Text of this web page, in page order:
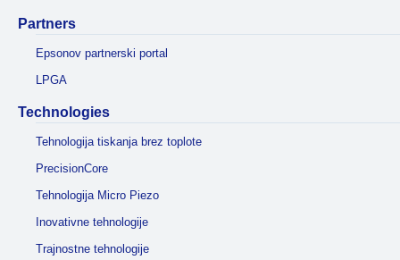
Partners
Epsonov partnerski portal
LPGA
Technologies
Tehnologija tiskanja brez toplote
PrecisionCore
Tehnologija Micro Piezo
Inovativne tehnologije
Trajnostne tehnologije